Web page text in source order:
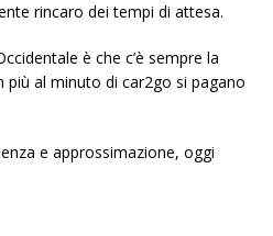
rincaro dei tempi di attesa.
è che c’è sempre la
più al minuto di car2go si pagano
e approssimazione, oggi